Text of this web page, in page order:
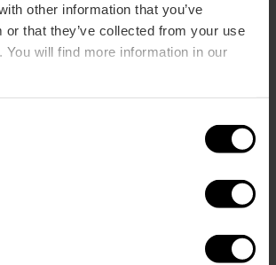
other information that you’ve
or that they’ve collected from your use
will find more information in our